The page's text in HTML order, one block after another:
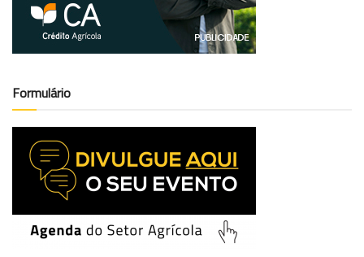
Formulário